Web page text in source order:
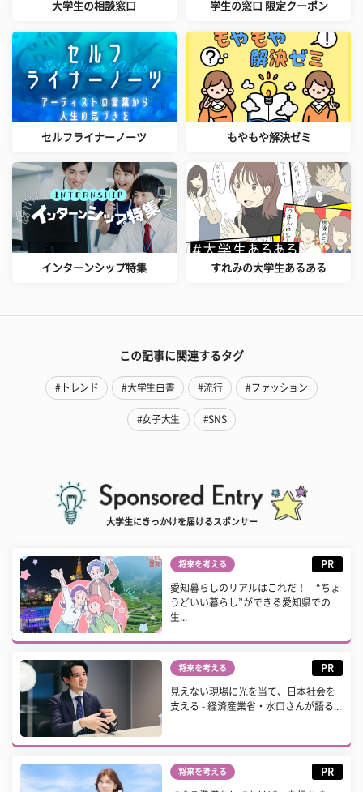
大学生の相談窓口 学生の窓口 限定クーポン
セルフライナーノーツ もやもや解決ゼミ
インターンシップ特集 すれみの大学生あるある
この記事に関連するタグ
#トレンド #大学生白書 #流行 #ファッション
#女子大生 #SNS
大学生にきっかけを届けるスポンサー
将来を考える PR
愛知暮らしのリアルはこれだ！ “ちょ
うどいい暮らし”ができる愛知県での
生...
将来を考える PR
見えない現場に光を当て、日本社会を
支える - 経済産業省・水口さんが語る...
将来を考える PR